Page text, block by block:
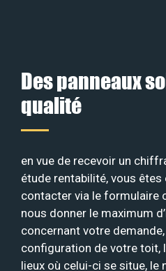
Des panneaux
qualité
en vue de recevoir un
étude rentabilité, vous êtes
contacter via le formulaire
nous donner le maximum
concernant votre
configuration de votre toit,
lieux où celui-ci se situe, le